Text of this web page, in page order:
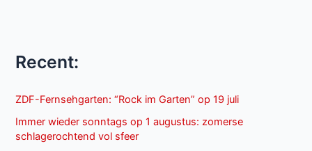
Recent:
ZDF-Fernsehgarten: “Rock im Garten” op 19 juli
Immer wieder sonntags op 1 augustus: zomerse
schlagerochtend vol sfeer